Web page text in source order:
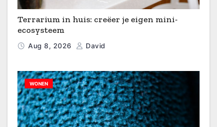
Terrarium in huis: creëer je eigen mini-
ecosysteem
Aug 8, 2026 David
WONEN